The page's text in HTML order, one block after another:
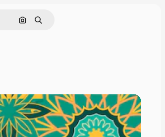
Cerca per immagine
Ricerca